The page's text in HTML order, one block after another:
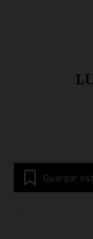
Guardar